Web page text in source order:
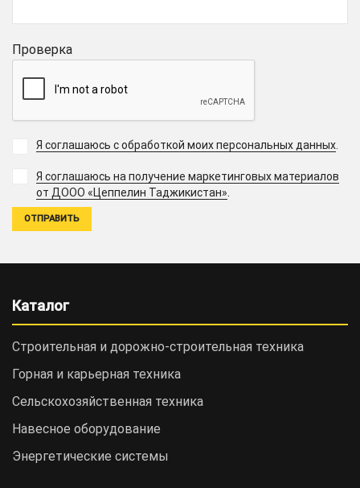
Проверка
Я соглашаюсь с обработкой моих персональных данных
Я соглашаюсь на получение маркетинговых материалов
от ДООО «Цеппелин Таджикистан».
Каталог
Строительная и дорожно-cтроительная техника
Горная и карьерная техника
Сельскохозяйственная техника
Навесное оборудование
Энергетические системы